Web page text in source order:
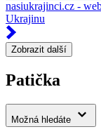
nasiukrajinci.cz -
Ukrajinu
Zobrazit další
Patička
Možná hledáte